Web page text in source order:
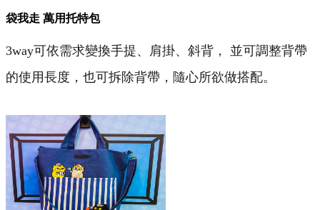
袋我走 萬用托特包
3way可依需求變換手提、肩掛、斜背， 並可調整背帶
的使用長度，也可拆除背帶，隨心所欲做搭配。